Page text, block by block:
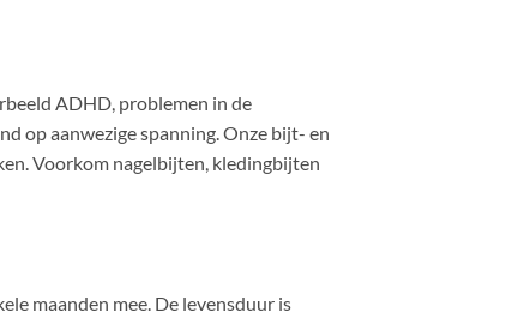
ADHD, problemen in de
op aanwezige spanning. Onze bijt- en
Voorkom nagelbijten, kledingbijten
maanden mee. De levensduur is